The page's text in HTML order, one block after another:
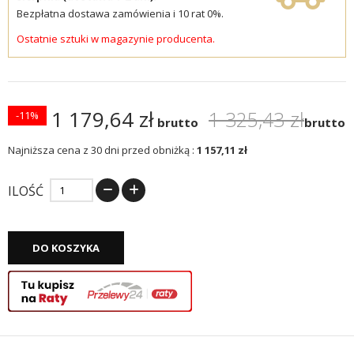
Bezpłatna dostawa zamówienia i 10 rat 0%.
Ostatnie sztuki w magazynie producenta.
1 179,64 zł brutto 1 325,43 złbrutto
-11%
Najniższa cena z 30 dni przed obniżką : 1 157,11 zł
ILOŚĆ
DO KOSZYKA